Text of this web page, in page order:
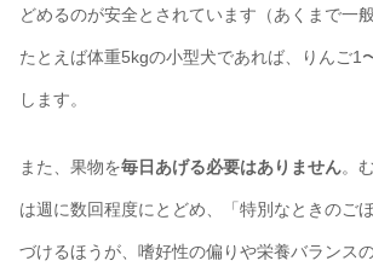
どめるのが安全とされています（あくまで一
たとえば体重5kgの小型犬であれば、りんご1
します。
また、果物を毎日あげる必要はありません。
は週に数回程度にとどめ、「特別なときのご
づけるほうが、嗜好性の偏りや栄養バランス